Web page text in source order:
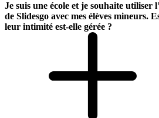
Je suis une école et je souhaite utiliser
de Slidesgo avec mes élèves mineurs.
leur intimité est-elle gérée ?